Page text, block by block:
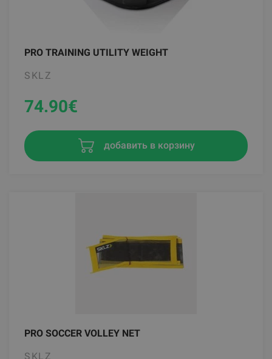
PRO TRAINING UTILITY WEIGHT
SKLZ
74.90€
добавить в корзину
PRO SOCCER VOLLEY NET
SKLZ